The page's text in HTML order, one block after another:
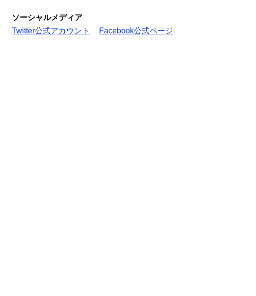
ソーシャルメディア
Twitter公式アカウント
Facebook公式ページ